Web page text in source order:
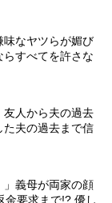
なヤツらが媚び
すべてを許さな
友人から夫の過去
夫の過去まで信
」義母が両家の顔
金要求まで!? 優し